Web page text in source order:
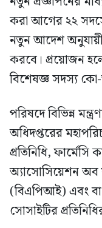
করা আগের ২২
নতুন আদেশ
করবে। প্রয়োজন
বিশেষজ্ঞ সদস্য
পরিষদে বিভিন্ন
অধিদপ্তরের
প্রতিনিধি,
অ্যাসোসিয়েশন অব
(বিএপিআই) এবং
সোসাইটির